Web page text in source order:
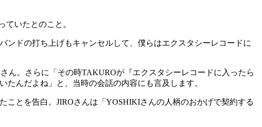
ていたとのこと。
ンドの打ち上げもキャンセルして、僕らはエクスタシーレコードに
ん。さらに「その時TAKUROが『エクスタシーレコードに入ったら
んだよね」と、当時の会話の内容にも言及します。
ことを告白。JIROさんは「YOSHIKIさんの人柄のおかげで契約する